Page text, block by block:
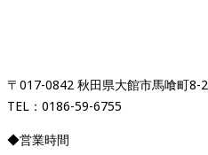
〒017-0842 秋田県大館市馬喰町8-2
TEL：0186-59-6755
◆営業時間